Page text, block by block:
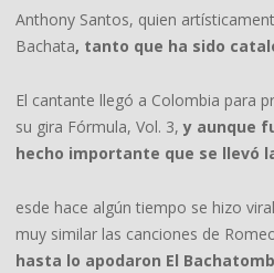
Anthony Santos, quien
Bachata, tanto que ha sido
El cantante llegó a Colombia para
su gira Fórmula, Vol. 3, y aunque
hecho importante que se llevó
esde hace algún tiempo se hizo
muy similar las canciones de
hasta lo apodaron El